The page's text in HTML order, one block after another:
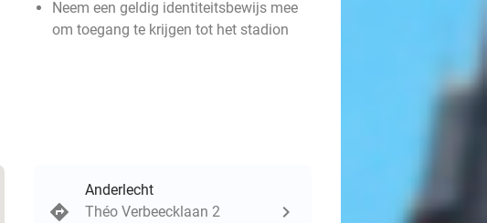
Neem een geldig identiteitsbewijs mee
om toegang te krijgen tot het stadion
Anderlecht
Théo Verbeecklaan 2